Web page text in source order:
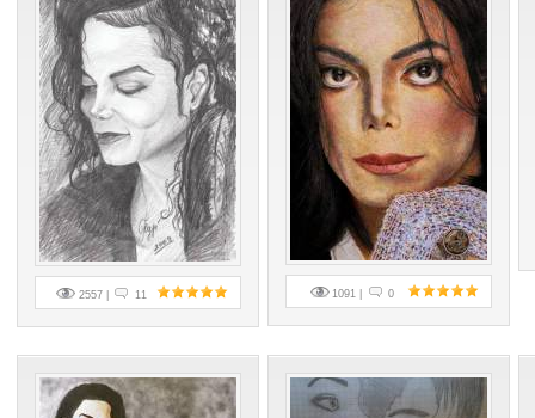
2557 | 11 1091 | 0